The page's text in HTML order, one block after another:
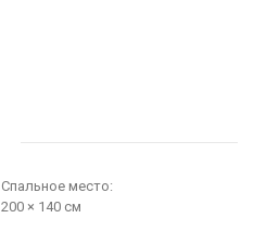
Cпальное место:
200 × 140 см